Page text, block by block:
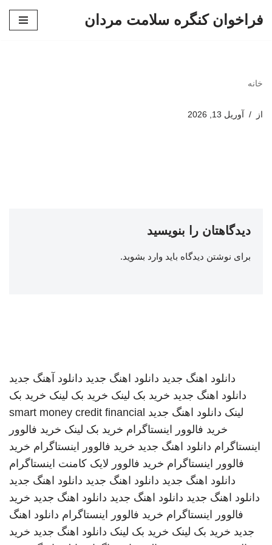
فراخوان کنگره سلامت مردان
خانه
از آوریل 13, 2026
دیدگاهتان را بنویسید
برای نوشتن دیدگاه باید وارد بشوید.
دانلود اهنگ جدید دانلود اهنگ جدید دانلود آهنگ جدید
دانلود اهنگ جدید خرید بک لینک خرید بک لینک خرید بک
لینک دانلود اهنگ جدید smart money credit financial
خرید فالوور اینستاگرام خرید بک لینک خرید فالوور
اینستاگرام دانلود اهنگ جدید خرید فالوور اینستاگرام خرید
فالوور اینستاگرام خرید فالوور لایک کامنت اینستاگرام
دانلود اهنگ جدید دانلود اهنگ جدید دانلود اهنگ جدید
دانلود اهنگ جدید دانلود اهنگ جدید دانلود اهنگ جدید خرید
فالوور اینستاگرام خرید فالوور اینستاگرام دانلود اهنگ
جدید خرید بک لینک خرید بک لینک دانلود اهنگ جدید خرید